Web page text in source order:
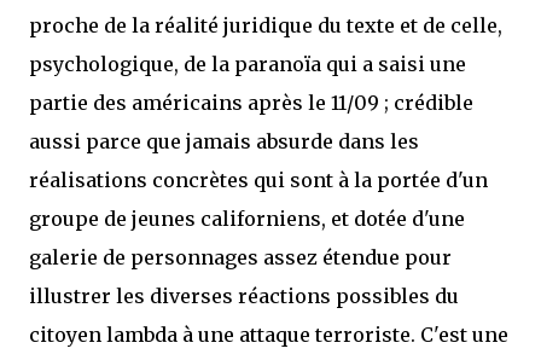
proche de la réalité juridique du texte et de celle,
psychologique, de la paranoïa qui a saisi une
partie des américains après le 11/09 ; crédible
aussi parce que jamais absurde dans les
réalisations concrètes qui sont à la portée d'un
groupe de jeunes californiens, et dotée d'une
galerie de personnages assez étendue pour
illustrer les diverses réactions possibles du
citoyen lambda à une attaque terroriste. C'est une